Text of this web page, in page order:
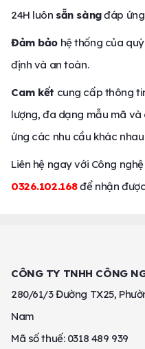
24H luôn sẵn sàngđáp ứng
Đảm bảo hệ thống của
định và an toàn.
Cam kết cung cấp thông
lượng, đa dạng mẫu mã
ứng các nhu cầu khác nhau
Liên hệ ngay với Công
0326.102.168để nhận
CÔNG TY TNHH CÔNG
280/61/3 Đường TX25,
Nam
Mã số thuế: 0318 489 939